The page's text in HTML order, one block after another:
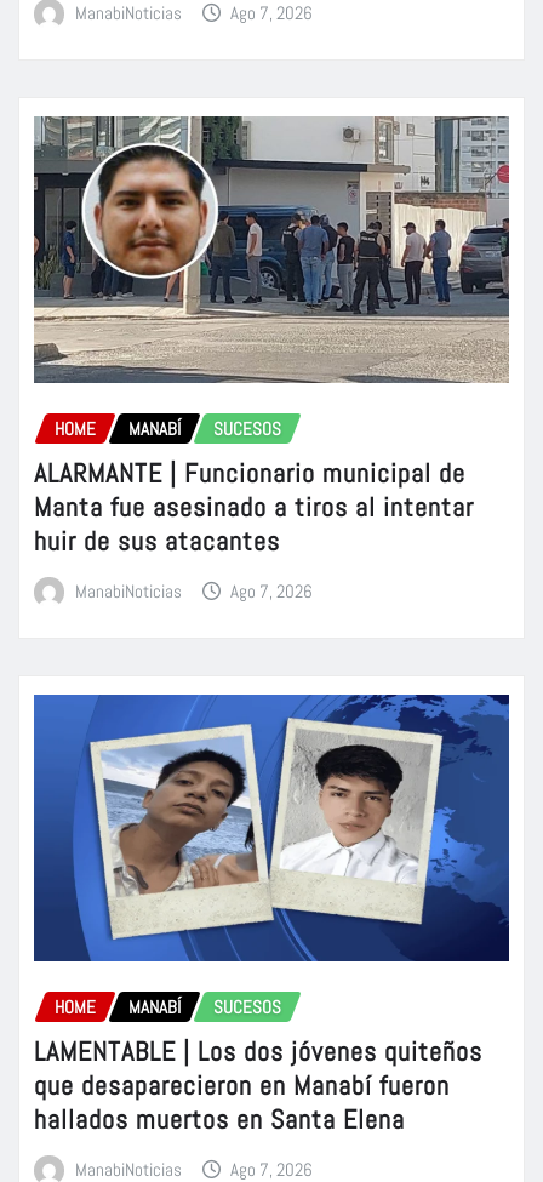
ManabiNoticias Ago 7, 2026
HOME MANABÍ SUCESOS
ALARMANTE | Funcionario municipal de
Manta fue asesinado a tiros al intentar
huir de sus atacantes
ManabiNoticias Ago 7, 2026
HOME MANABÍ SUCESOS
LAMENTABLE | Los dos jóvenes quiteños
que desaparecieron en Manabí fueron
hallados muertos en Santa Elena
ManabiNoticias Ago 7, 2026